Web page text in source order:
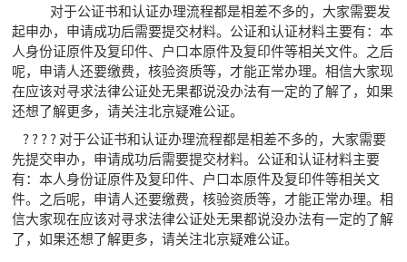
对于公证书和认证办理流程都是相差不多的，大家需要发
起申办，申请成功后需要提交材料。公证和认证材料主要有：本
人身份证原件及复印件、户口本原件及复印件等相关文件。之后
呢，申请人还要缴费，核验资质等，才能正常办理。相信大家现
在应该对寻求法律公证处无果都说没办法有一定的了解了，如果
还想了解更多，请关注北京疑难公证。
? ? ? ? 对于公证书和认证办理流程都是相差不多的，大家需要
先提交申办，申请成功后需要提交材料。公证和认证材料主要
有：本人身份证原件及复印件、户口本原件及复印件等相关文
件。之后呢，申请人还要缴费，核验资质等，才能正常办理。相
信大家现在应该对寻求法律公证处无果都说没办法有一定的了解
了，如果还想了解更多，请关注北京疑难公证。